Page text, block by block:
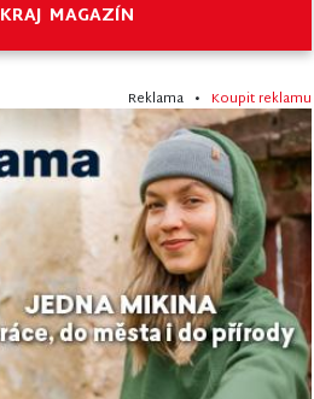
KRAJ MAGAZÍN
Reklama • Koupit reklamu